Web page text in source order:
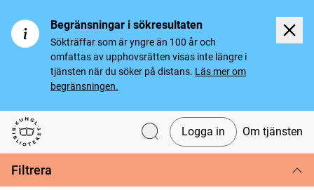
Begränsningar i sökresultaten
Sökträffar som är yngre än 100 år och
omfattas av upphovsrätten visas inte längre i
tjänsten när du söker på distans. Läs mer om
begränsningen.
Svenska tidningar
Logga in Om tjänsten
Filtrera